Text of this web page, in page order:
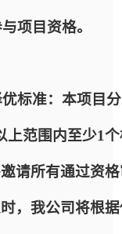
项目资格。
标准：本项目
范围内至少1
请所有通过资
，我公司将根